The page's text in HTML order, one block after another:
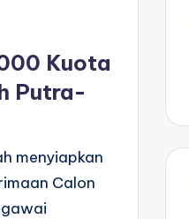
Kuota
Putra-
menyiapkan
Calon